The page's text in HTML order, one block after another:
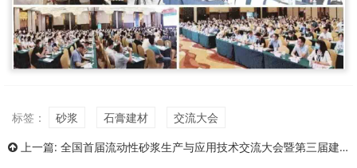
标签： 砂浆 石膏建材
交流大会
上一篇: 全国首届流动性砂浆生产与应用技术交流大会暨第三届建筑装饰基材